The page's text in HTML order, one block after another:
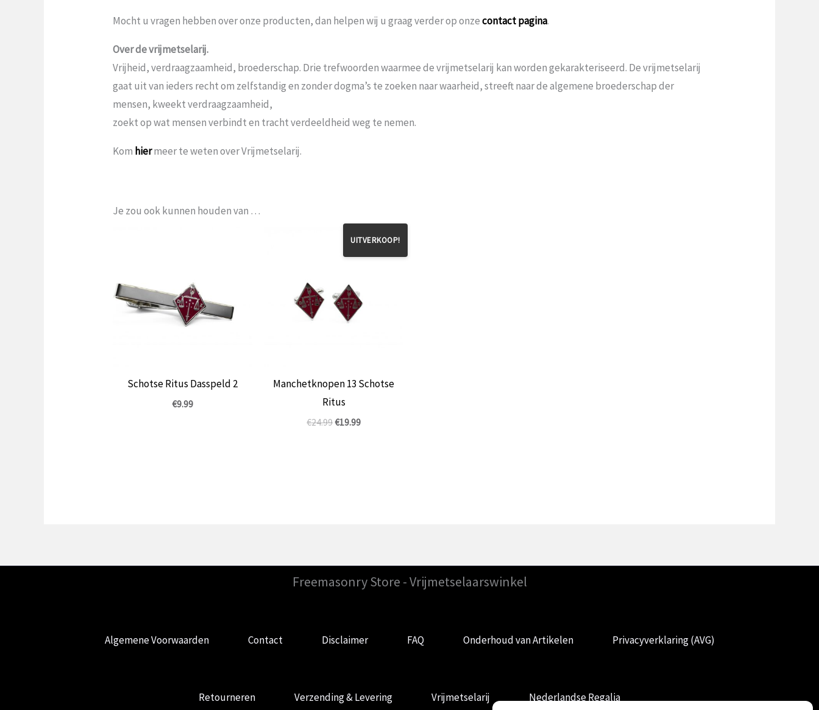
Mocht u vragen hebben over onze producten, dan helpen wij u graag verder op onzecontact pagina.
Over de vrijmetselarij.
Vrijheid, verdraagzaamheid, broederschap. Drie trefwoorden waarmee de vrijmetselarij kan worden gekarakteriseerd. De vrijmetselarij
gaat uit van ieders recht om zelfstandig en zonder dogma’s te zoeken naar waarheid, streeft naar de algemene broederschap der
mensen, kweekt verdraagzaamheid,
zoekt op wat mensen verbindt en tracht verdeeldheid weg te nemen.
Kom hiermeer te weten over Vrijmetselarij.
Je zou ook kunnen houden van …
Schotse Ritus Dasspeld 2
€9.99
UITVERKOOP!
Manchetknopen 13 Schotse
Ritus
€24.99Oorspronkelijke
€19.99Huidige
Freemasonry Store - Vrijmetselaarswinkel
Algemene Voorwaarden Contact Disclaimer FAQ Onderhoud van Artikelen Privacyverklaring (AVG)
Retourneren Verzending & Levering Vrijmetselarij Nederlandse Regalia